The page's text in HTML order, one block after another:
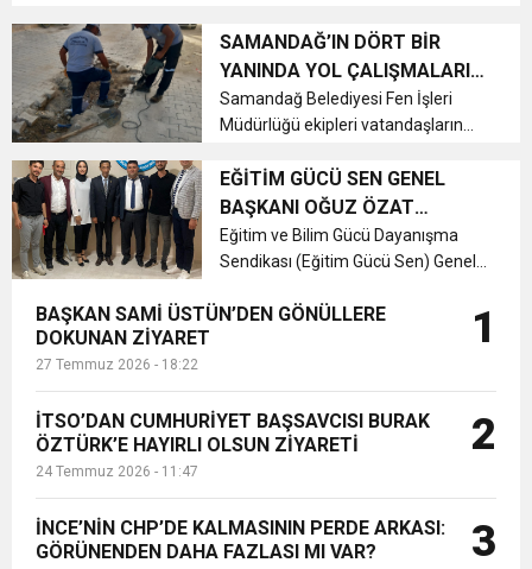
genelinde eş zamanlı çalışmalarını
sürdürüyorlar....
SAMANDAĞ’IN DÖRT BİR
YANINDA YOL ÇALIŞMALARI
İVEDİLİKLER SÜRÜYOR.
Samandağ Belediyesi Fen İşleri
Müdürlüğü ekipleri vatandaşların
kavuşturarak ilçeye yeni yollar
kazandırmaya devam ediyor....
EĞİTİM GÜCÜ SEN GENEL
BAŞKANI OĞUZ ÖZAT
HATAY’DA DEPREMZEDE
ÖĞRETMENLERLE BULUŞTU
Eğitim ve Bilim Gücü Dayanışma
Sendikası (Eğitim Gücü Sen) Genel
Başkan Yardımcısı İsmail AKDAĞ,
Hatay’ın bazı ilçe ve köy okullarında,
buluştu. Ö...
BAŞKAN SAMİ ÜSTÜN’DEN GÖNÜLLERE
DOKUNAN ZİYARET
27 Temmuz 2026 - 18:22
1
İTSO’DAN CUMHURİYET BAŞSAVCISI BURAK
ÖZTÜRK’E HAYIRLI OLSUN ZİYARETİ
24 Temmuz 2026 - 11:47
2
İNCE’NİN CHP’DE KALMASININ PERDE ARKASI:
GÖRÜNENDEN DAHA FAZLASI MI VAR?
3